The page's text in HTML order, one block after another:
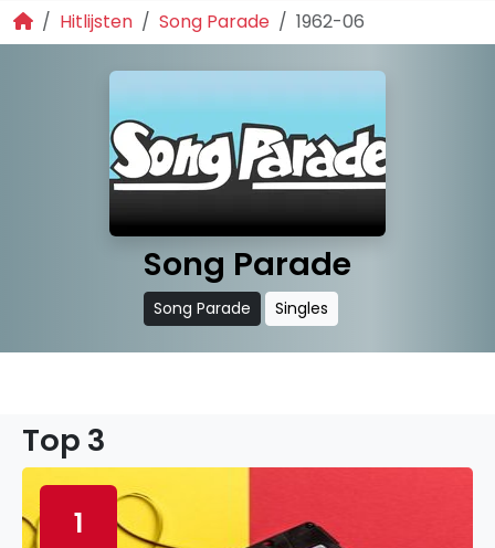
Hitlijsten Song Parade 1962-06
Song Parade
Song Parade Singles
Top 3
1